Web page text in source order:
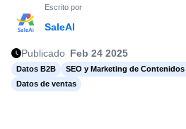
Escrito por
SaleAI
Publicado Feb 24 2025
Datos B2B
SEO y Marketing de
Datos de ventas